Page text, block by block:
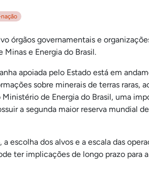
órgãos governamentais e
e Energia do Brasil.
apoiada pelo Estado está em
sobre minerais de terras raras,
de Energia do Brasil, uma
a segunda maior reserva mundial
escolha dos alvos e a escala das
ter implicações de longo prazo para